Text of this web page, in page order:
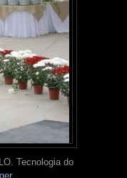
Tecnologia do
.